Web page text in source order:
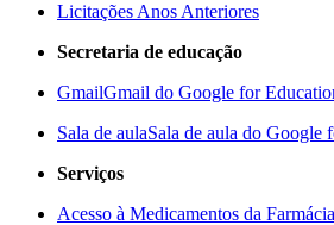
Licitações Anos Anteriores
Secretaria de educação
GmailGmail do Google for
Sala de aulaSala de aula do Google
Serviços
Acesso à Medicamentos da